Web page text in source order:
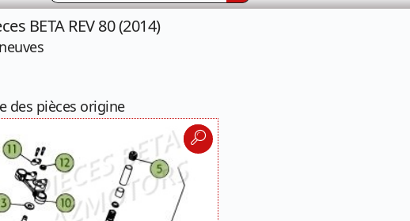
BETA REV 80 (2014)
des pièces origine